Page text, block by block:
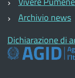
Archivio news
Dichiarazione di